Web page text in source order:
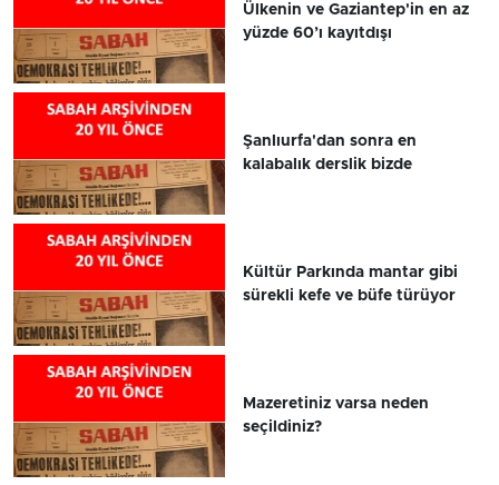
Ülkenin ve Gaziantep'in en az
yüzde 60’ı kayıtdışı
Şanlıurfa'dan sonra en
kalabalık derslik bizde
Kültür Parkında mantar gibi
sürekli kefe ve büfe türüyor
Mazeretiniz varsa neden
seçildiniz?